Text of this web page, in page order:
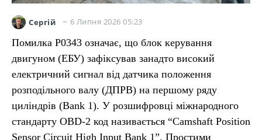
Сергій 6 Липня 2026 05:23
Помилка P0343 означає, що блок керування
двигуном (ЕБУ) зафіксував занадто високий
електричний сигнал від датчика положення
розподільного валу (ДПРВ) на першому ряду
циліндрів (Bank 1). У розшифровці міжнародного
стандарту OBD-2 код називається “Camshaft Position
Sensor Circuit High Input Bank 1”. Простими